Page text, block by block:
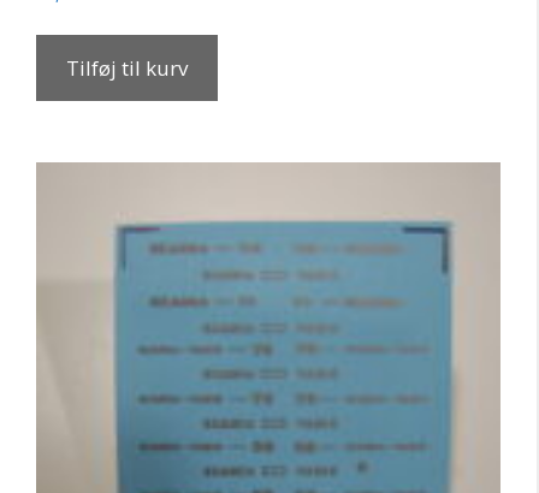
Tilføj til kurv